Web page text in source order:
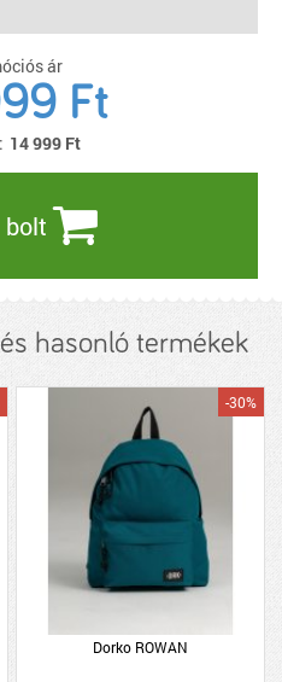
ár
Ft
14 999 Ft
bolt
hasonló termékek
Dorko ROWAN
-30%